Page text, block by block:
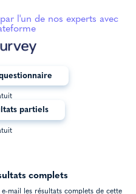
l'un de nos experts avec
partiels
complets
mail les résultats complets de cette